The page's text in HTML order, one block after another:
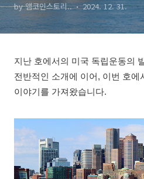
by 앰코인스토리.. 2024. 12. 31.
지난 호에서의 미국 독립운동의
전반적인 소개에 이어, 이번 호
이야기를 가져왔습니다.